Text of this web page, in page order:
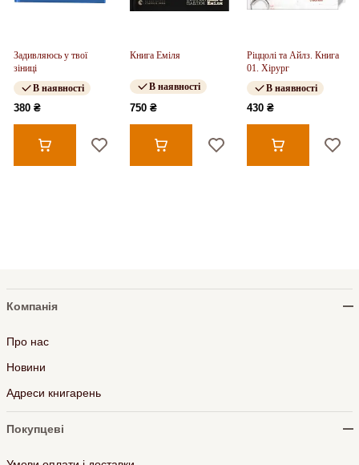
Задивляюсь у твої
зіниці
В наявності
380 ₴
Книга Еміля
В наявності
750 ₴
Ріццолі та Айлз. Книга
01. Хірург
В наявності
430 ₴
Компанія
Про нас
Новини
Адреси книгарень
Покупцеві